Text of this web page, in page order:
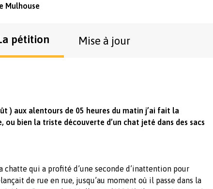
Mulhouse
pétition Mise à jour
) aux alentours de 05 heures du matin j’ai fait la
ou bien la triste découverte d’un chat jeté dans des sacs
chatte qui a profité d’une seconde d’inattention pour
de rue en rue, jusqu’au moment où il passe dans la